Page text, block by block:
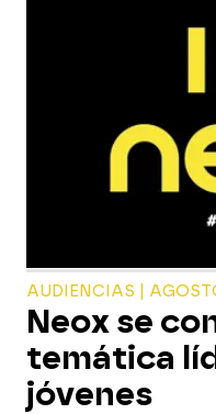
AUDIENCIAS |
Neox se
temática
jóvenes